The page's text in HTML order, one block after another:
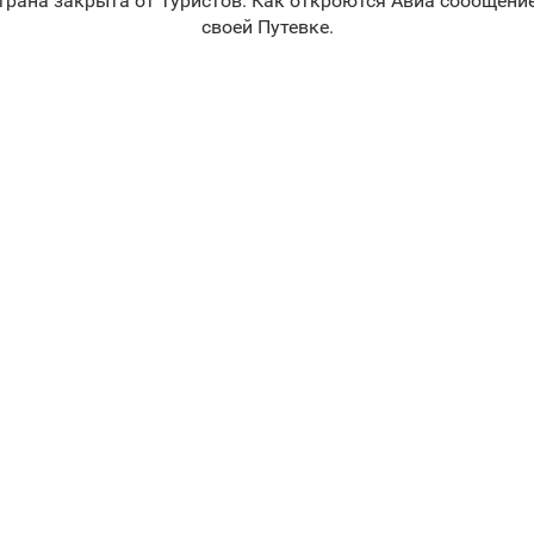
своей Путевке.